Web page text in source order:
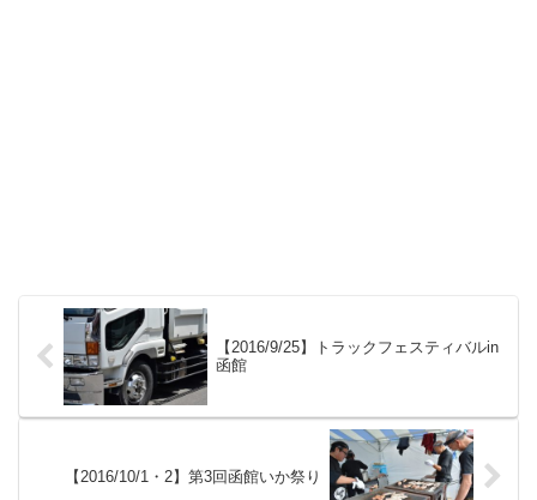
【2016/9/25】トラックフェスティバルin
函館
【2016/10/1・2】第3回函館いか祭り